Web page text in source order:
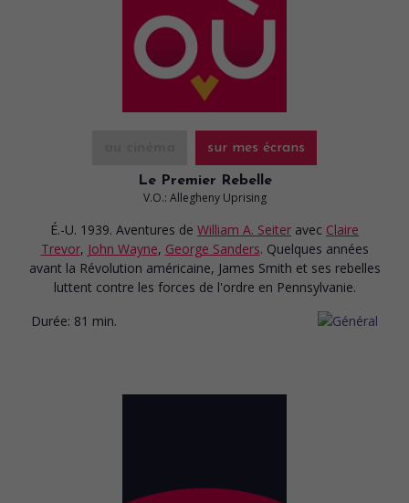
sur mes écrans
Le Premier Rebelle
V.O.: Allegheny Uprising
É.-U. 1939. Aventures de William A. Seiter avec Claire
Trevor, John Wayne, George Sanders. Quelques années
avant la Révolution américaine, James Smith et ses rebelles
luttent contre les forces de l'ordre en Pennsylvanie.
Durée: 81 min.